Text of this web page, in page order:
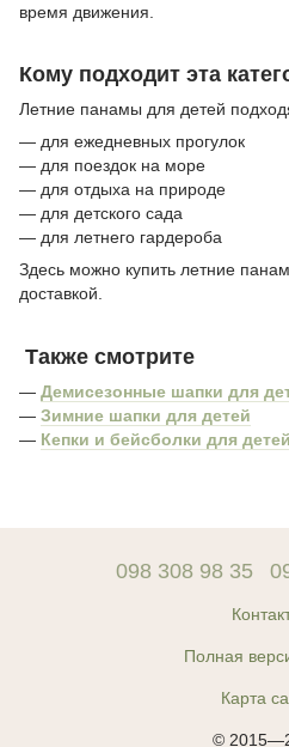
время движения.
Кому подходит эта
Летние панамы для детей
— для ежедневных прогулок
— для поездок на море
— для отдыха на природе
— для детского сада
— для летнего гардероба
Здесь можно купить летние
доставкой.
Также смотрите
— Демисезонные шапки для
— Зимние шапки для детей
— Кепки и бейсболки для детей
098 308 98 35
Полная
Карта
©